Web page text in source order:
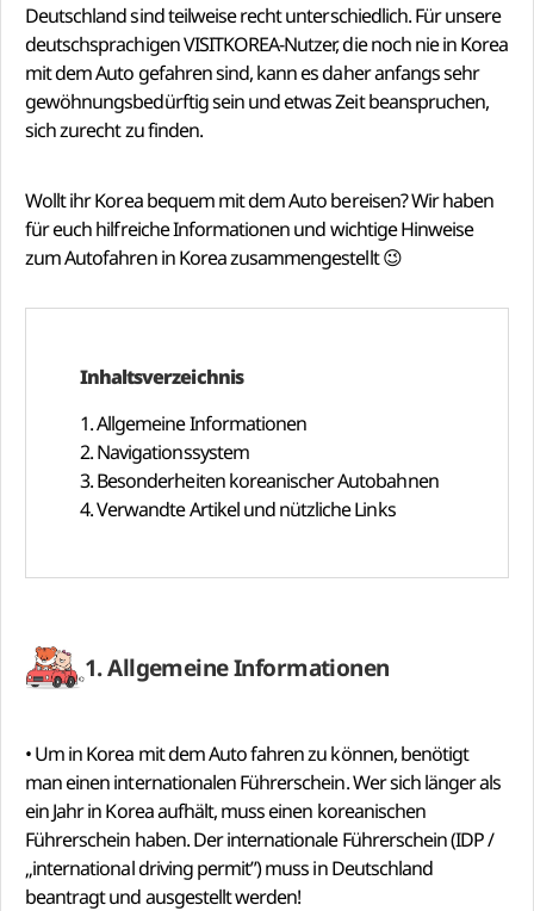
Deutschland sind teilweise recht unterschiedlich. Für unsere
deutschsprachigen VISITKOREA-Nutzer, die noch nie in Korea
mit dem Auto gefahren sind, kann es daher anfangs sehr
gewöhnungsbedürftig sein und etwas Zeit beanspruchen,
sich zurecht zu finden.
Wollt ihr Korea bequem mit dem Auto bereisen? Wir haben
für euch hilfreiche Informationen und wichtige Hinweise
zum Autofahren in Korea zusammengestellt 😉
Inhaltsverzeichnis
1. Allgemeine Informationen
2. Navigationssystem
3. Besonderheiten koreanischer Autobahnen
4. Verwandte Artikel und nützliche Links
1. Allgemeine Informationen
• Um in Korea mit dem Auto fahren zu können, benötigt
man einen internationalen Führerschein. Wer sich länger als
ein Jahr in Korea aufhält, muss einen koreanischen
Führerschein haben. Der internationale Führerschein (IDP /
„international driving permit”) muss in Deutschland
beantragt und ausgestellt werden!